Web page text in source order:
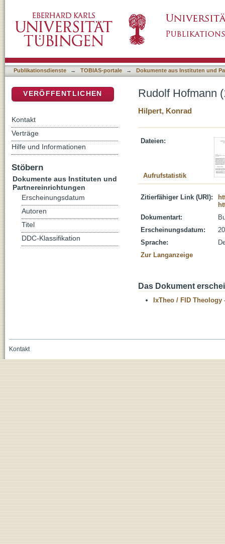
Publikationsdienste → TOBIAS-portale → Dokumente aus Instituten und
Rudolf Hofmann
Hilpert, Konrad
Dateien:
Aufrufstatistik
Zitierfähiger Link (URI):
Dokumentart:
Erscheinungsdatum:
Sprache:
Zur Langanzeige
Das Dokument
IxTheo / FID Theology
VERÖFFENTLICHEN
Kontakt
Verträge
Hilfe und Informationen
Stöbern
Dokumente aus Instituten und
Partnereinrichtungen
Erscheinungsdatum
Autoren
Titel
DDC-Klassifikation
Kontakt